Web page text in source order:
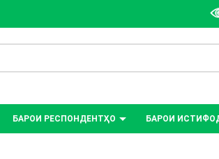
БАРОИ РЕСПОНДЕНТҲО БАРОИ